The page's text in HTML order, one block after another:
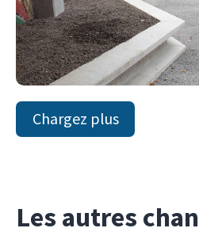
Chargez plus
Les autres